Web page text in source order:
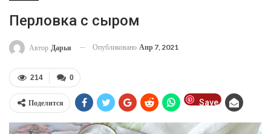
Перловка с сыром
Автор Дарья Опубликовано Апр 7, 2021
0
214
Поделится Save